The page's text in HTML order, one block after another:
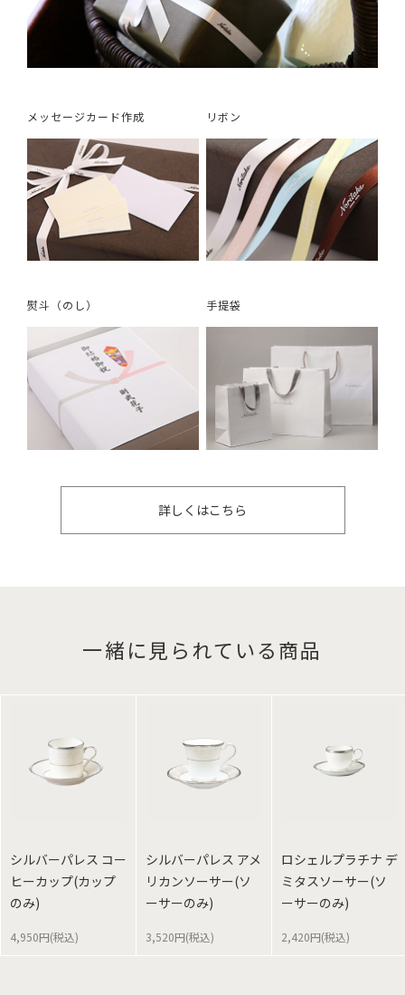
メッセージカード作成 リボン
熨斗（のし） 手提袋
詳しくはこちら
一緒に見られている商品
シルバーパレス コー
ヒーカップ(カップ
のみ)
4,950円(税込)
シルバーパレス アメ
リカンソーサー(ソ
ーサーのみ)
3,520円(税込)
ロシェルプラチナ デ
ミタスソーサー(ソ
ーサーのみ)
2,420円(税込)